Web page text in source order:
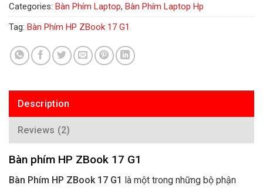
Categories: Bàn Phím Laptop, Bàn Phím Laptop Hp
Tag: Bàn Phím HP ZBook 17 G1
Description
Reviews (2)
Bàn phím HP ZBook 17 G1
Bàn Phím HP ZBook 17 G1 là một trong những bộ phận